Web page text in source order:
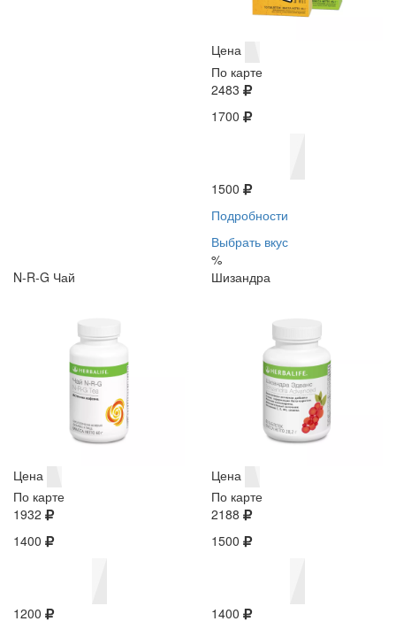
Цена
По карте
2483
1700
1500
Подробности
Выбрать вкус
%
N-R-G Чай
Цена
По карте
1932
1400
1200
Шизандра
Цена
По карте
2188
1500
1400